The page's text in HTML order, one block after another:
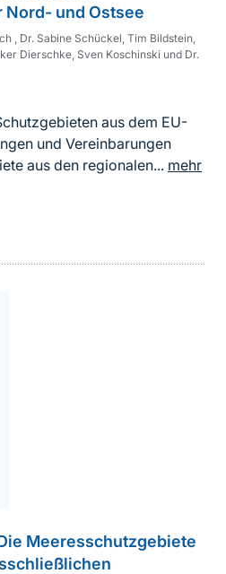
und Ostsee
, Dr. Sabine Schückel, Tim Bildstein,
Dierschke, Sven Koschinski und Dr.
aus dem EU-
und Vereinbarungen
aus den regionalen... mehr
Meeresschutzgebiete